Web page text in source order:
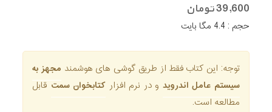
39,600 تومان
حجم : 4.4 مگا بایت
توجه: این کتاب فقط از طریق گوشی های هوشمند مجهز به
سیستم عامل اندروید و در نرم افزار کتابخوان سمتقابل
مطالعه است.